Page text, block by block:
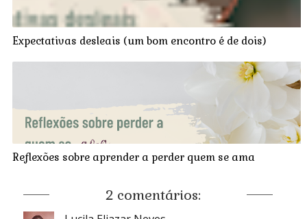
Expectativas desleais (um bom encontro é de dois)
Reflexões sobre aprender a perder quem se ama
2 comentários: